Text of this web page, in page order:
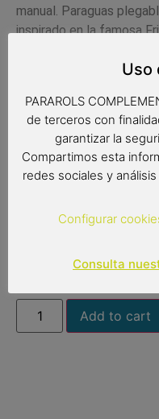
manual. Paraguas
inspirado en la famosa
con varillas de fibra de
Complemento de
Paraguas
Color del
Paraguas de 8
Diámetro: 96 cm
Tipo de apertura:
17,90€
Add to cart
Uso
PARAROLS
de terceros con
garantizar la
Compartimos esta
redes sociales y
Configurar
Consulta